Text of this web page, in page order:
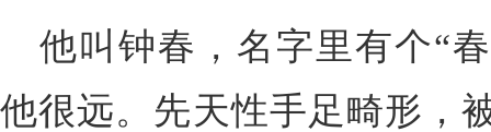
他叫钟春，名字里有个“
他很远。先天性手足畸形，